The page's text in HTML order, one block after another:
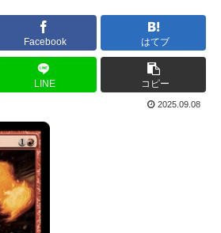
Facebook はてブ
LINE コピー
2025.09.08